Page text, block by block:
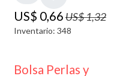
US$ 0,66US$1,32
Inventario: 348
Bolsa Perlas y